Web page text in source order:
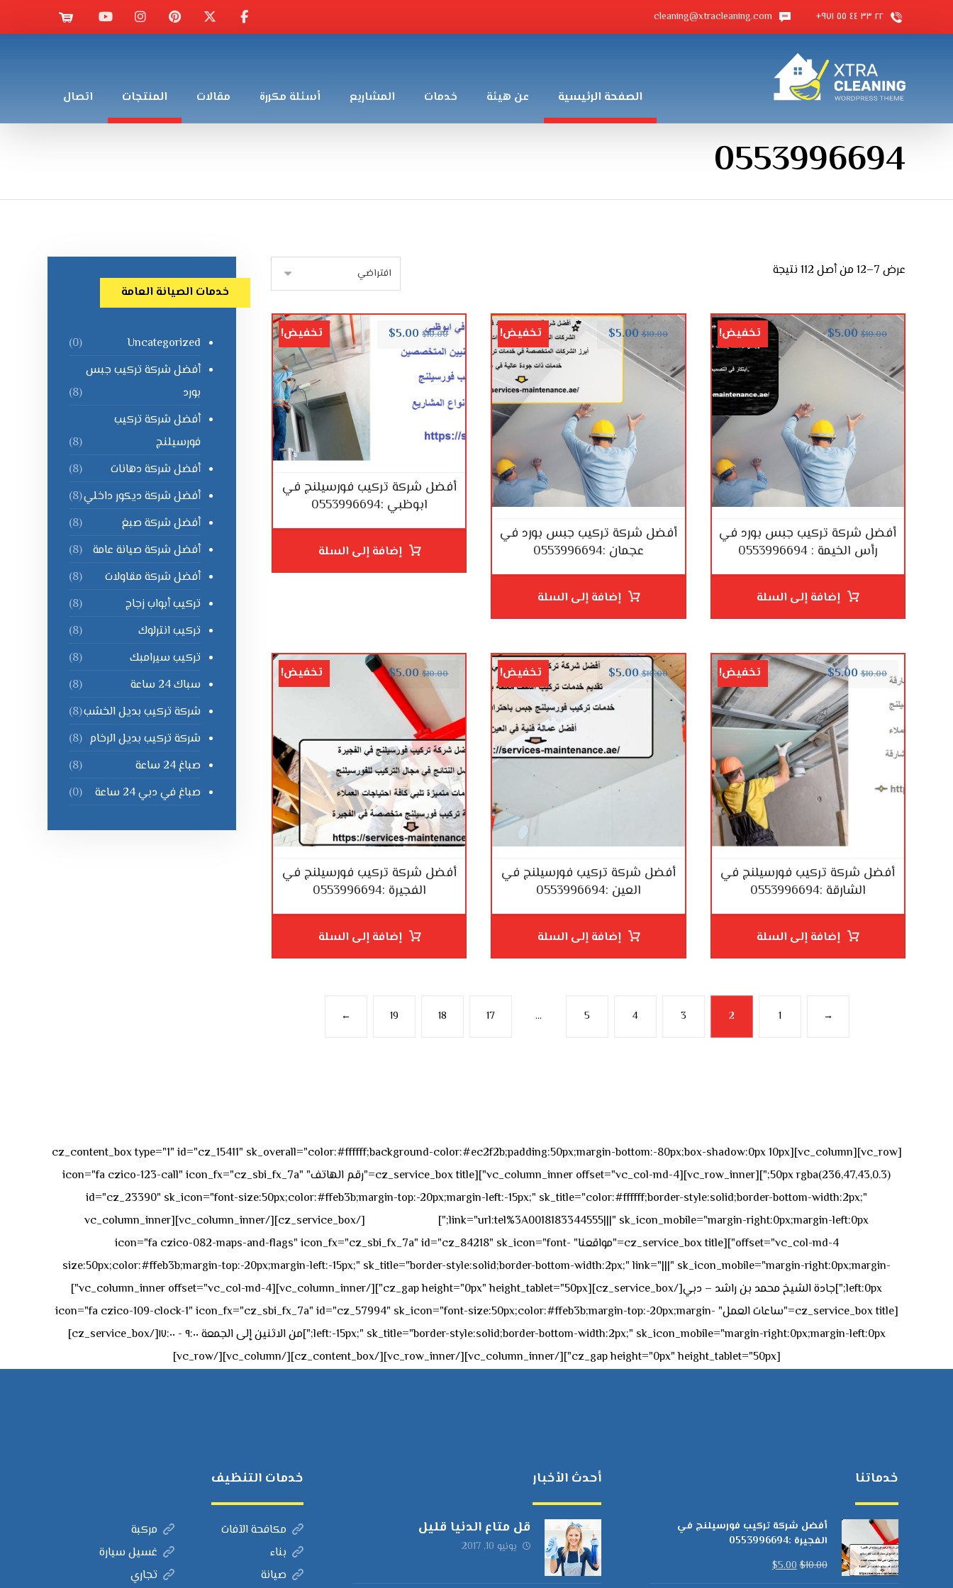
٢٢ ٣٣ ٤٤ ٥٥ ٩٧١+ cleaning@xtracleaning.com
الصفحة الرئيسية عن هيئة خدمات المشاريع أسئلة مكررة مقالات المنتجات اتصال
0553996694
عرض 7–12 من أصل 112 نتيجة
أفضل شركة تركيب جبس بورد في
رأس الخيمة : 0553996694
$10.00
$5.00 تخفيض!
إضافة إلى السلة
أفضل شركة تركيب جبس بورد في
عجمان :0553996694
$10.00
$5.00 تخفيض!
إضافة إلى السلة
أفضل شركة تركيب فورسيلنج في
ابوظبي :0553996694
$10.00
$5.00 تخفيض!
إضافة إلى السلة
أفضل شركة تركيب فورسيلنج في
الشارقة :0553996694
$10.00
$5.00 تخفيض!
إضافة إلى السلة
أفضل شركة تركيب فورسيلنج في
العين :0553996694
$10.00
$5.00 تخفيض!
إضافة إلى السلة
أفضل شركة تركيب فورسيلنج في
الفجيرة :0553996694
$10.00
$5.00 تخفيض!
إضافة إلى السلة
→
1
2
3
4
5
…
17
18
19
←
خدمات الصيانة العامة
Uncategorized
(0)
أفضل شركة تركيب جبس
بورد
(8)
أفضل شركة تركيب
فورسيلنج
(8)
أفضل شركة دهانات
(8)
أفضل شركة ديكور داخلي(8)
أفضل شركة صبغ
(8)
أفضل شركة صيانة عامة
(8)
أفضل شركة مقاولات
(8)
تركيب أبواب زجاج
(8)
تركيب انترلوك
(8)
تركيب سيرامبك
(8)
سباك 24 ساعة
(8)
شركة تركيب بديل الخشب(8)
شركة تركيب بديل الرخام (8)
صباغ 24 ساعة
(8)
صباغ في دبي 24 ساعة
(0)
[vc_row][vc_column][cz_content_box type="1" id="cz_15411" sk_overall="color:#ffffff;background-color:#ec2f2b;padding:50px;margin-bottom:-80px;box-shadow:0px 10px
50px rgba(236,47,43,0.3);"][vc_row_inner][vc_column_inner offset="vc_col-md-4"][cz_service_box title="رقم الهاتف" icon="fa czico-123-call" icon_fx="cz_sbi_fx_7a"
id="cz_23390" sk_icon="font-size:50px;color:#ffeb3b;margin-top:-20px;margin-left:-15px;" sk_title="color:#ffffff;border-style:solid;border-bottom-width:2px;"
link="url:tel%3A0018183344555|||" sk_icon_mobile="margin-right:0px;margin-left:0px;"]
[/cz_service_box][/vc_column_inner][vc_column_inner
offset="vc_col-md-4"][cz_service_box title="مواقعنا" icon="fa czico-082-maps-and-flags" icon_fx="cz_sbi_fx_7a" id="cz_84218" sk_icon="font-
size:50px;color:#ffeb3b;margin-top:-20px;margin-left:-15px;" sk_title="border-style:solid;border-bottom-width:2px;" link="|||" sk_icon_mobile="margin-right:0px;margin-
left:0px;"]جادة الشيخ محمد بن راشد – دبي[/cz_service_box][cz_gap height="0px" height_tablet="50px"][/vc_column_inner][vc_column_inner offset="vc_col-md-4"]
[cz_service_box title="ساعات العمل" icon="fa czico-109-clock-1" icon_fx="cz_sbi_fx_7a" id="cz_57994" sk_icon="font-size:50px;color:#ffeb3b;margin-top:-20px;margin-
left:-15px;" sk_title="border-style:solid;border-bottom-width:2px;" sk_icon_mobile="margin-right:0px;margin-left:0px;"]من الاثنين إلى الجمعة ٩:٠٠ - ١٧:٠٠[/cz_service_box]
[cz_gap height="0px" height_tablet="50px"][/vc_column_inner][/vc_row_inner][/cz_content_box][/vc_column][/vc_row]
خدماتنا
أفضل شركة تركيب فورسيلنج في
الفجيرة :0553996694
$10.00
$5.00
أحدث الأخبار
قل متاع الدنيا قليل
يونيو 10, 2017
خدمات التنظيف
مكافحة الآفات
مركبة
بناء
غسيل سيارة
صيانة
تجاري